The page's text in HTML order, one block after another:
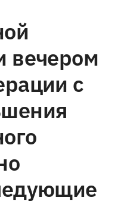
вечером
с